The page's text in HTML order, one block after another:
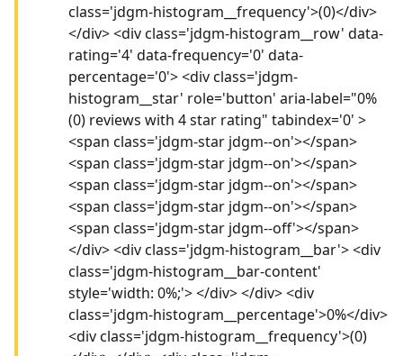
class='jdgm-histogram__frequency'>(0)</div>
</div> <div class='jdgm-histogram__row' data-
rating='4' data-frequency='0' data-
percentage='0'> <div class='jdgm-
histogram__star' role='button' aria-label="0%
(0) reviews with 4 star rating" tabindex='0' >
<span class='jdgm-star jdgm--on'></span>
<span class='jdgm-star jdgm--on'></span>
<span class='jdgm-star jdgm--on'></span>
<span class='jdgm-star jdgm--on'></span>
<span class='jdgm-star jdgm--off'></span>
</div> <div class='jdgm-histogram__bar'> <div
class='jdgm-histogram__bar-content'
style='width: 0%;'> </div> </div> <div
class='jdgm-histogram__percentage'>0%</div>
<div class='jdgm-histogram__frequency'>(0)